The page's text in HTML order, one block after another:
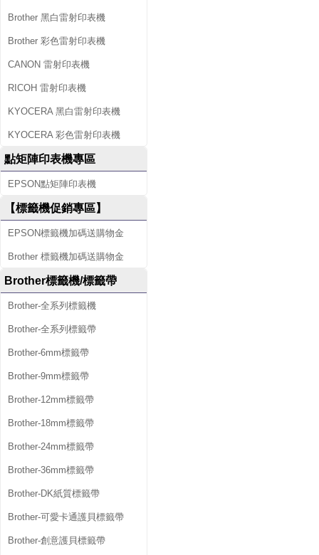
Brother 黑白雷射印表機
Brother 彩色雷射印表機
CANON 雷射印表機
RICOH 雷射印表機
KYOCERA 黑白雷射印表機
KYOCERA 彩色雷射印表機
點矩陣印表機專區
EPSON點矩陣印表機
【標籤機促銷專區】
EPSON標籤機加碼送購物金
Brother 標籤機加碼送購物金
Brother標籤機/標籤帶
Brother-全系列標籤機
Brother-全系列標籤帶
Brother-6mm標籤帶
Brother-9mm標籤帶
Brother-12mm標籤帶
Brother-18mm標籤帶
Brother-24mm標籤帶
Brother-36mm標籤帶
Brother-DK紙質標籤帶
Brother-可愛卡通護貝標籤帶
Brother-創意護貝標籤帶